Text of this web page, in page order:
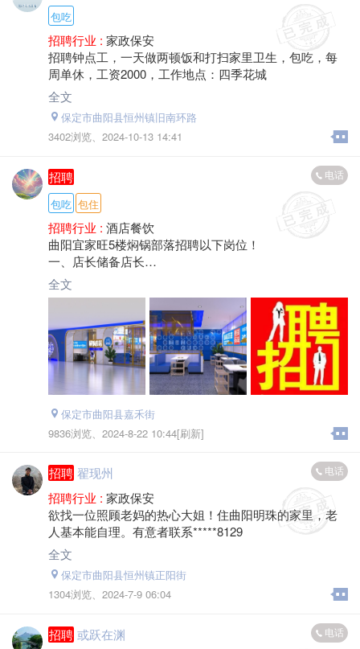
包吃
招聘行业 : 家政保安
招聘钟点工，一天做两顿饭和打扫家里卫生，包吃，每
周单休，工资2000，工作地点：四季花城
全文
保定市曲阳县恒州镇旧南环路
3402浏览、 2024-10-13 14:41
招聘 电话
包吃 包住
招聘行业 : 酒店餐饮
曲阳宜家旺5楼焖锅部落招聘以下岗位！
一、店长储备店长
1.岗位名称：店长，储备店长
2.岗位要求：能驻外，（可以接受公司指定门店培训），
有餐饮管理经验者优先！
薪资待遇:培训期1-2个月不等，能力突出者会根据培训期
间的表现破例缩短培训期！
3.正式店长：底薪+绩效奖+提成+公休+全勤奖+包食宿
二、厨师长
1.要求：全面负责厨房的组织、指挥和烹饪工作！有后厨
管理工作经验者优先！对成本控制管理、厨房的设备知
2.薪资待遇:底薪+提成+全勤奖+包食宿+公休
三、前厅后厨
1.服务员要求：服从领导安排，吃苦耐劳，服务热情！
做好餐前准备工作、餐中服务及餐后收尾工作！
2.后厨（主要是简单切配、凉菜、刷碗、清洁工作）！
要求：服从领导安排，身体健康，手脚勤快！
3.底薪+提成+全勤奖+优秀员工奖+包食宿+公休
晋升渠道：员工→前厅经理→储备店长→店长→督导→
全文
保定市曲阳县嘉禾街
9836浏览、 2024-8-22 10:44[刷新]
招聘 翟现州 电话
招聘行业 : 家政保安
欲找一位照顾老妈的热心大姐！住曲阳明珠的家里，老
人基本能自理。有意者联系*****8129
全文
保定市曲阳县恒州镇正阳街
1304浏览、 2024-7-9 06:04
招聘 或跃在渊 电话